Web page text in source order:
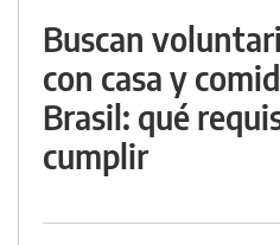
Buscan
con casa y
Brasil: qué
cumplir